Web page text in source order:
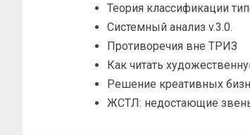
Теория классификации
Системный анализ v.3.0.
Противоречия вне ТРИЗ
Как читать
Решение креативных
ЖСТЛ: недостающие